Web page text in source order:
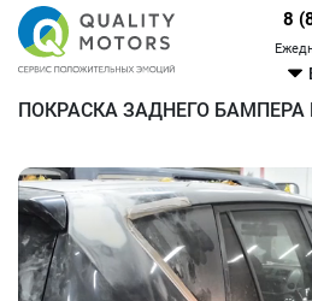
8
ПОКРАСКА ЗАДНЕГО БАМПЕРА